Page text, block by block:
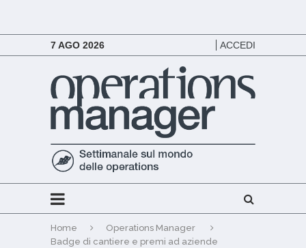
7 AGO 2026 ACCEDI
Home
Operations Manager
Badge di cantiere e premi ad aziende